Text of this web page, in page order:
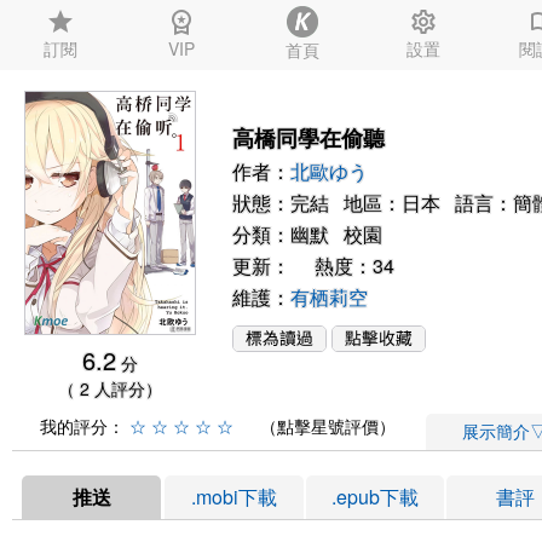
star
訂閱
workspace_premium
VIP 首頁
settings
設置 閱
6.2 分
（ 2 人評分）
高橋同學在偷聽
作者： 北歐ゆう
狀態：完結 地區：日本 語言：簡
分類： 幽默 校園
更新： 熱度：34
維護： 有栖莉空
我的評分： ☆ ☆ ☆ ☆ ☆ （點擊星號評價） 展示簡介
推送 .mobi下載 .epub下載 書評